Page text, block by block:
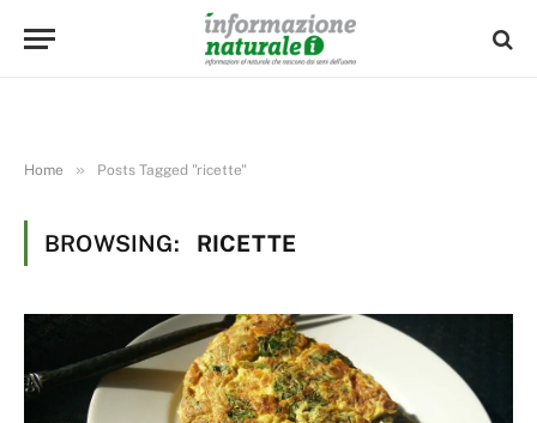
Home » Posts Tagged "ricette"
BROWSING: RICETTE